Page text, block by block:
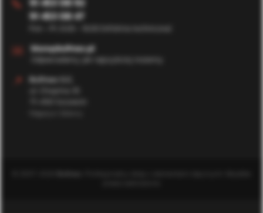
📞
91 453 08 47
✉️ biuro@bufmax.pl
Odpowiadamy jak najszybciej możemy
📍
Bufmax S.C.